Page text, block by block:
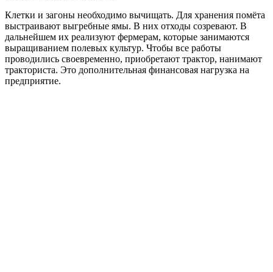
Клетки и загоны необходимо вычищать. Для хранения помёта
выстраивают выгребные ямы. В них отходы созревают. В
дальнейшем их реализуют фермерам, которые занимаются
выращиванием полевых культур. Чтобы все работы
проводились своевременно, приобретают трактор, нанимают
тракториста. Это дополнительная финансовая нагрузка на
предприятие.